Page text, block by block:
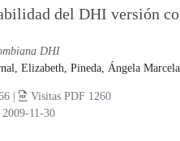
del DHI versión
DHI
Elizabeth, Pineda, Ángela
|
Visitas PDF 1260
11-30